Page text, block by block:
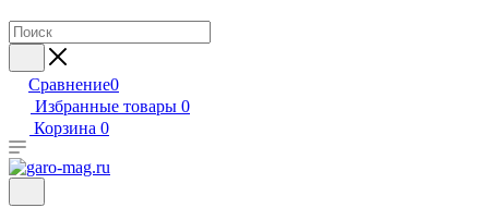
Сравнение0
Избранные товары 0
Корзина 0